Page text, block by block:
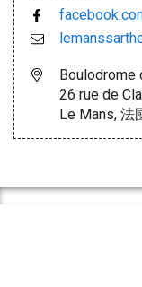
Boulodrome
26 rue de
Le Mans, 法